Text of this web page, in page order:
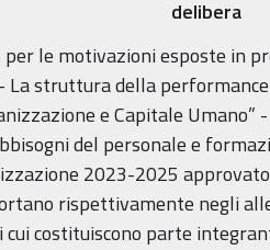
delibera
per le motivazioni esposte in
La struttura della
e Capitale Umano”
del personale e
2023-2025
rispettivamente negli
cui costituiscono parte